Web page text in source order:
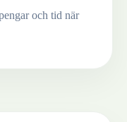
och tid när